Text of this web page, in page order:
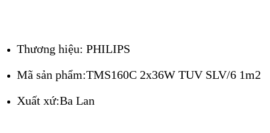
Thương hiệu: PHILIPS
Mã sản phẩm:TMS160C 2x36W TUV SLV/6 1m2
Xuất xứ:Ba Lan